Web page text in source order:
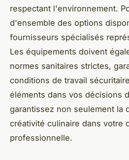
respectant l'environnement.
d'ensemble des options
fournisseurs spécialisés
Les équipements doivent
normes sanitaires strictes,
conditions de travail
éléments dans vos décisions
garantissez non seulement la
créativité culinaire dans votre
professionnelle.